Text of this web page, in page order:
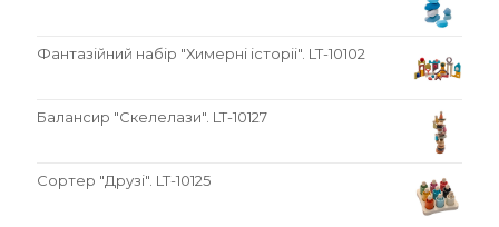
Фантазійний набір "Химерні історіі". LT-10102
Балансир "Скелелази". LT-10127
Сортер "Друзі". LT-10125